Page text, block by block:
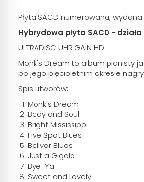
Płyta SACD numerowana,
Hybrydowa płyta SACD -
ULTRADISC UHR GAIN HD
Monk's Dream to album pianisty
po jego pięcioletnim okresie
Spis utworów:
Monk's Dream
Body and Soul
Bright Mississippi
Five Spot Blues
Bolivar Blues
Just a Gigolo
Bye-Ya
Sweet and Lovely